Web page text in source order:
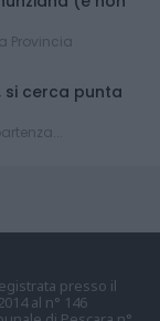
Provincia
si cerca punta
presso il
al n° 146